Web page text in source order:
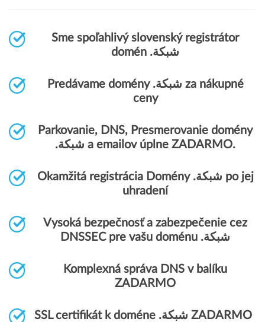
Sme spoľahlivý slovenský registrátor
domén .شبكة
Predávame domény .شبكة za nákupné
ceny
Parkovanie, DNS, Presmerovanie domény
.شبكة a emailov úplne ZADARMO.
Okamžitá registrácia Domény .شبكة po jej
uhradení
Vysoká bezpečnosť a zabezpečenie cez
DNSSEC pre vašu doménu .شبكة
Komplexná správa DNS v balíku
ZADARMO
SSL certifikát k doméne .شبكة ZADARMO